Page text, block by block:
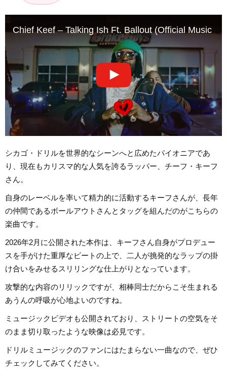
Chief Keef – Talking Ish Ft. Ballout (Official Music
シカゴ・ドリルを世界的なシーンへと広めたパイオニアであ
り、現在もカリスマ的な人気を誇るラッパー、チーフ・キーフ
さん。
自身のレーベルを率いて精力的に活動するキーフさんが、長年
の仲間であるボールアウトさんとタッグを組んだのがこちらの
楽曲です。
2026年2月に公開された本作は、キーフさん自身がプロデュー
スを手がけた重厚なビートの上で、二人が挑発的なラップの掛
け合いをみせるスリリングな仕上がりとなっています。
攻撃的な内容のリリックですが、相棒同士だからこそ生まれる
あうんの呼吸が心地よいのですね。
ミュージックビデオも公開されており、ストリートの空気をそ
のまま切り取ったような映像は必見です。
ドリルミュージックのファンにはたまらない一曲なので、ぜひ
チェックしてみてください。